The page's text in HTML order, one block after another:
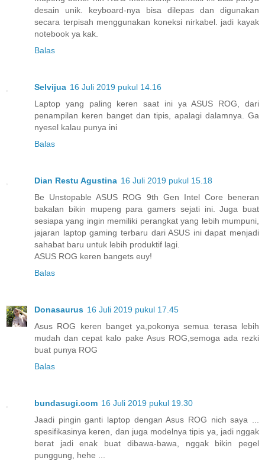
desain unik. keyboard-nya bisa dilepas dan digunakan
secara terpisah menggunakan koneksi nirkabel. jadi kayak
notebook ya kak.
Balas
Selvijua 16 Juli 2019 pukul 14.16
Laptop yang paling keren saat ini ya ASUS ROG, dari
penampilan keren banget dan tipis, apalagi dalamnya. Ga
nyesel kalau punya ini
Balas
Dian Restu Agustina 16 Juli 2019 pukul 15.18
Be Unstopable ASUS ROG 9th Gen Intel Core beneran
bakalan bikin mupeng para gamers sejati ini. Juga buat
sesiapa yang ingin memiliki perangkat yang lebih mumpuni,
jajaran laptop gaming terbaru dari ASUS ini dapat menjadi
sahabat baru untuk lebih produktif lagi.
ASUS ROG keren bangets euy!
Balas
Donasaurus 16 Juli 2019 pukul 17.45
Asus ROG keren banget ya,pokonya semua terasa lebih
mudah dan cepat kalo pake Asus ROG,semoga ada rezki
buat punya ROG
Balas
bundasugi.com 16 Juli 2019 pukul 19.30
Jaadi pingin ganti laptop dengan Asus ROG nich saya ...
spesifikasinya keren, dan juga modelnya tipis ya, jadi nggak
berat jadi enak buat dibawa-bawa, nggak bikin pegel
punggung, hehe ...